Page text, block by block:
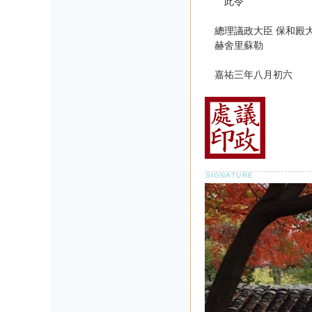
總理議政大臣 保和殿
赫舍里蘇勒
嘉祐三年八月初六